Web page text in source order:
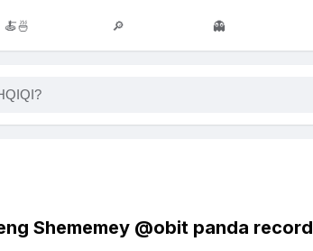
🍝🍜 🔎 👻
Shememey @obit panda record